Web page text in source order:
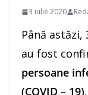
3 iulie 2020
Până
au fost
persoane
(COVID – 19)